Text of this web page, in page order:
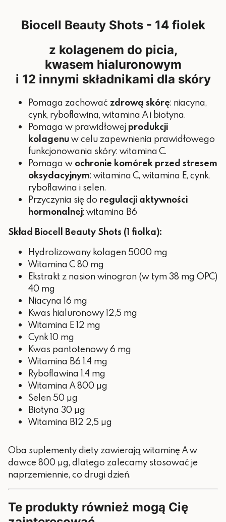
Selen
50 µg
91 %
30 µg
Witamina B12
2,5 µg
Biocell Beauty Shots - 14 fiolek
z kolagenem do picia,
kwasem hialuronowym
i 12 innymi składnikami dla skóry
Pomaga zachować zdrową skórę: niacyna,
cynk, ryboflawina, witamina A i biotyna.
Pomaga w prawidłowej produkcji
kolagenuw celu zapewnienia prawidłowego
funkcjonowania skóry: witamina C.
Pomaga w ochronie komórek przed stresem
oksydacyjnym: witamina C, witamina E, cynk,
ryboflawina i selen.
Przyczynia się do regulacji aktywności
hormonalnej: witamina B6
Skład Biocell Beauty Shots (1 fiolka):
Hydrolizowany kolagen 5000 mg
Witamina C 80 mg
Ekstrakt z nasion winogron (w tym 38 mg OPC)
40 mg
Niacyna 16 mg
Kwas hialuronowy 12,5 mg
Witamina E 12 mg
Cynk 10 mg
Kwas pantotenowy 6 mg
Witamina B6 1,4 mg
Ryboflawina 1,4 mg
Witamina A 800 µg
Selen 50 µg
Biotyna 30 µg
Witamina B12 2,5 µg
Oba suplementy diety zawierają witaminę A w
dawce 800 µg, dlatego zalecamy stosować je
naprzemiennie, co drugi dzień.
Te produkty również mogą Cię